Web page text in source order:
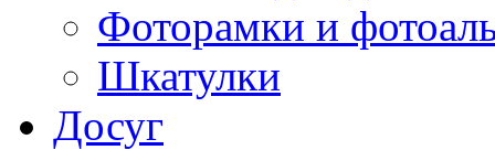
Фоторамки и
Шкатулки
Досуг